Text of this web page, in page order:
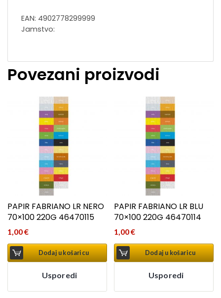
EAN: 4902778299999
Jamstvo:
Povezani proizvodi
PAPIR FABRIANO LR NERO
70×100 220G 46470115
1,00€
Dodaj u košaricu
Usporedi
PAPIR FABRIANO LR BLU
70×100 220G 46470114
1,00€
Dodaj u košaricu
Usporedi